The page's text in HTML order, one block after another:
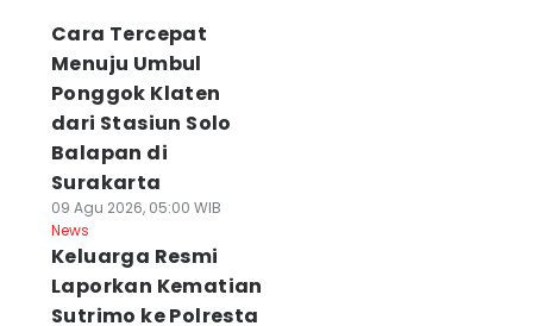
Cara Tercepat
Menuju Umbul
Ponggok Klaten
dari Stasiun Solo
Balapan di
Surakarta
09 Agu 2026, 05:00 WIB
News
Keluarga Resmi
Laporkan Kematian
Sutrimo ke Polresta